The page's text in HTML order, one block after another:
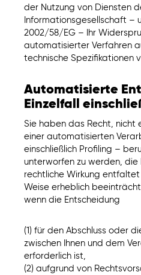
der Nutzung von Diensten
Informationsgesellschaft –
2002/58/EG – Ihr
automatisierter Verfahren
technische Spezifikationen
Automatisierte
Einzelfall
Sie haben das Recht, nicht
einer automatisierten
einschließlich Profiling –
unterworfen zu werden, die
rechtliche Wirkung entfaltet
Weise erheblich
wenn die Entscheidung
(1) für den Abschluss oder
zwischen Ihnen und dem
erforderlich ist,
(2) aufgrund von